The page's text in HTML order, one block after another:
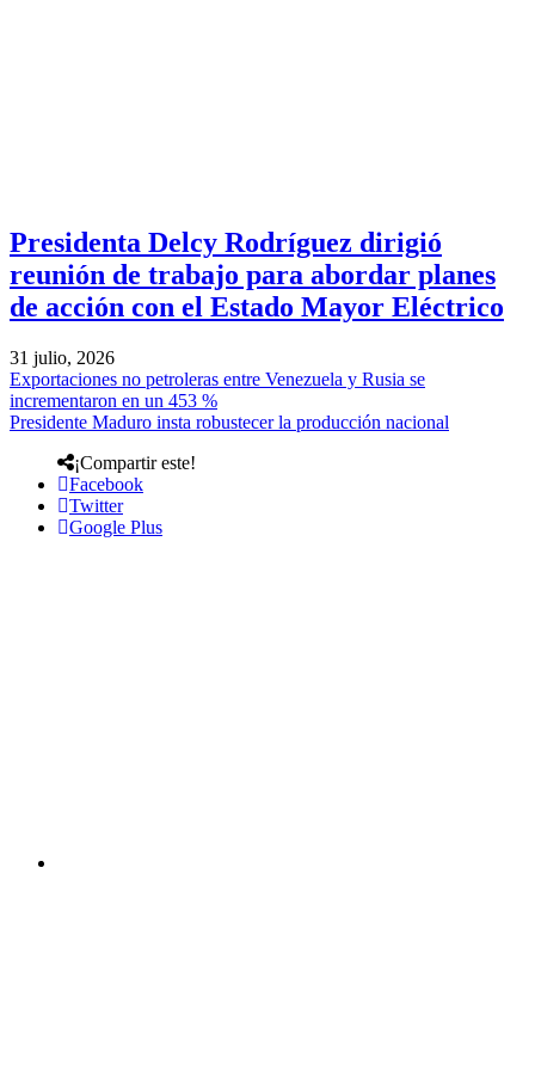
Presidenta Delcy Rodríguez dirigió
reunión de trabajo para abordar planes
de acción con el Estado Mayor Eléctrico
31 julio, 2026
Exportaciones no petroleras entre Venezuela y Rusia se
incrementaron en un 453 %
Presidente Maduro insta robustecer la producción nacional
¡Compartir este!
Facebook
Twitter
Google Plus